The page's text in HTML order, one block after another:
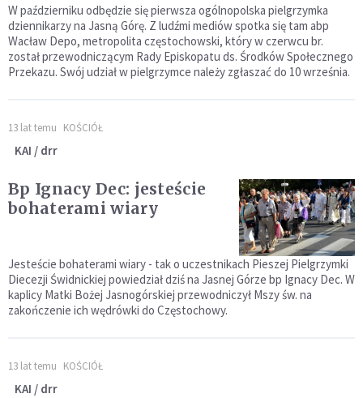
W październiku odbędzie się pierwsza ogólnopolska pielgrzymka
dziennikarzy na Jasną Górę. Z ludźmi mediów spotka się tam abp
Wacław Depo, metropolita częstochowski, który w czerwcu br.
został przewodniczącym Rady Episkopatu ds. Środków Społecznego
Przekazu. Swój udział w pielgrzymce należy zgłaszać do 10 września.
13 lat temu KOŚCIÓŁ
KAI / drr
Bp Ignacy Dec: jesteście
bohaterami wiary
Jesteście bohaterami wiary - tak o uczestnikach Pieszej Pielgrzymki
Diecezji Świdnickiej powiedział dziś na Jasnej Górze bp Ignacy Dec. W
kaplicy Matki Bożej Jasnogórskiej przewodniczył Mszy św. na
zakończenie ich wędrówki do Częstochowy.
13 lat temu KOŚCIÓŁ
KAI / drr